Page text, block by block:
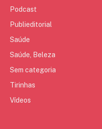
Podcast
Publieditorial
Saúde
Saúde, Beleza
Sem categoria
Tirinhas
Vídeos